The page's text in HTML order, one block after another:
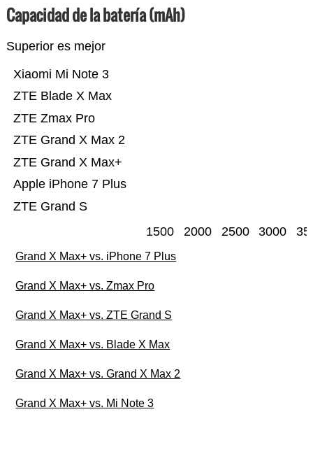
Capacidad de la batería (mAh)
Superior es mejor
ZTE Grand S
Apple iPhone 7 Plus
ZTE Grand X Max+
ZTE Grand X Max 2
ZTE Zmax Pro
ZTE Blade X Max
Xiaomi Mi Note 3
1500 2000 2500 3000
Grand X Max+ vs. iPhone 7 Plus
Grand X Max+ vs. Zmax Pro
Grand X Max+ vs. ZTE Grand S
Grand X Max+ vs. Blade X Max
Grand X Max+ vs. Grand X Max 2
Grand X Max+ vs. Mi Note 3